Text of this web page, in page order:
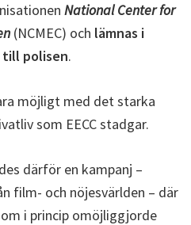
National Center for
(NCMEC) och lämnas i
till polisen.
möjligt med det starka
som EECC stadgar.
därför en kampanj –
film- och nöjesvärlden – där
i princip omöjliggjorde